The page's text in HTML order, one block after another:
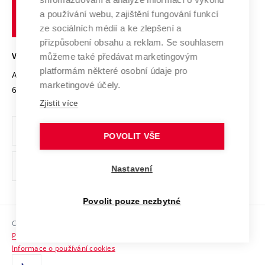
Transfer znalostí
Open Science
Projekty
Projekty ze strukturálních fondů
Specifický výzkum
Služby univerzity
Mezinárodní dohody
Univerzitní sítě
Podnikavá univerzita / ContriBUTe
Bezpečná univerzita
Vyznamenání
Organizační struktura
Ochrana osobních údajů
odkaz)
Sociální bezpečí
HR Award
učení
technické
VYSOKÉ UČENÍ TECHNICKÉ V BRNĚ
Antonínská 548/1
602 00 Brno
www.vut.cz
vut@vutbr.cz
Copyright © 2026 VUT
Prohlášení o přístupnosti
Informace o používání cookies
a používání webu, zajištění fungování funkcí
ze sociálních médií a ke zlepšení a
přizpůsobení obsahu a reklam. Se souhlasem
můžeme také předávat marketingovým
platformám některé osobní údaje pro
marketingové účely.
Zjistit více
POVOLIT VŠE
Nastavení
Povolit pouze nezbytné